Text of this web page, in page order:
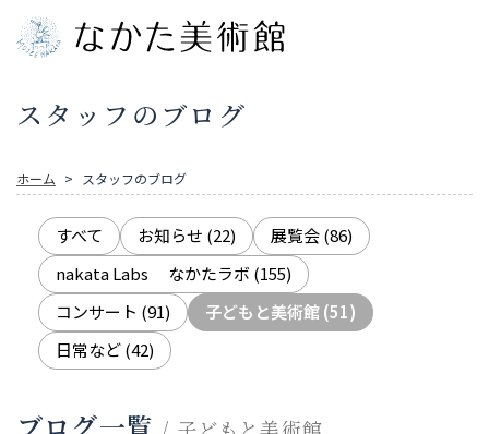
スタッフのブログ
ホーム スタッフのブログ
すべて お知らせ (22) 展覧会(86)
nakata Labs なかたラボ (155)
コンサート (91) 子どもと美術館(51)
日常など(42)
ブログ一覧 / 子どもと美術館